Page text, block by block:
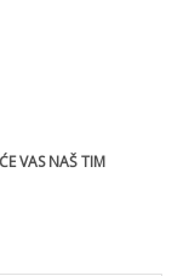
VAS NAŠ TIM